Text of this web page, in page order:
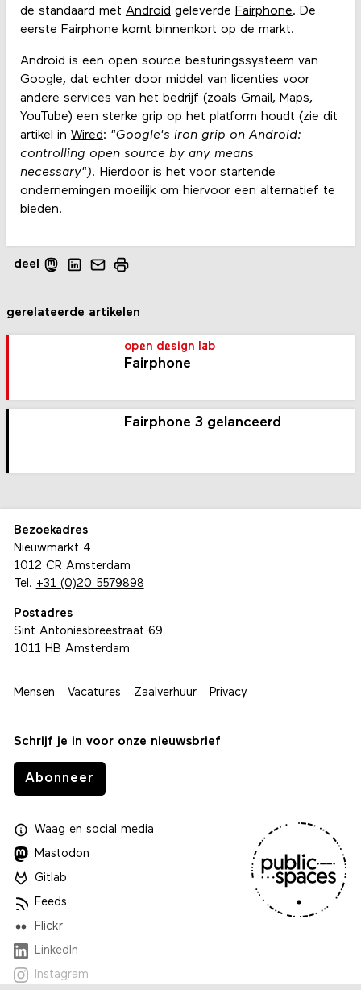
de standaard met Android geleverde Fairphone. De
eerste Fairphone komt binnenkort op de markt.
Android is een open source besturingssysteem van
Google, dat echter door middel van licenties voor
andere services van het bedrijf (zoals Gmail, Maps,
YouTube) een sterke grip op het platform houdt (zie dit
artikel in Wired: "Google's iron grip on Android:
controlling open source by any means
necessary"). Hierdoor is het voor startende
ondernemingen moeilijk om hiervoor een alternatief te
bieden.
deel
gerelateerde artikelen
open design lab
Fairphone
Fairphone 3 gelanceerd
Bezoekadres
Nieuwmarkt 4
1012 CR Amsterdam
Tel. +31 (0)20 5579898
Postadres
Sint Antoniesbreestraat 69
1011 HB Amsterdam
Mensen Vacatures Zaalverhuur Privacy
Schrijf je in voor onze nieuwsbrief
Abonneer
Waagen social media
Mastodon
Gitlab
Feeds
Flickr
LinkedIn
Instagram